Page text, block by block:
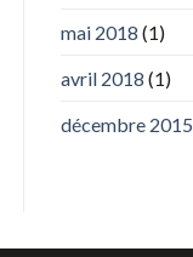
mai 2018 (1)
avril 2018 (1)
décembre 2015